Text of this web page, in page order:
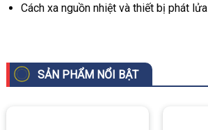
Cách xa nguồn nhiệt và thiết bị phát lửa
SẢN PHẨM NỔI BẬT